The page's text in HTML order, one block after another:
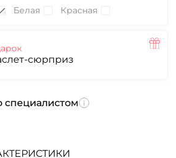
Белая Красная
сюрприз
специалистом